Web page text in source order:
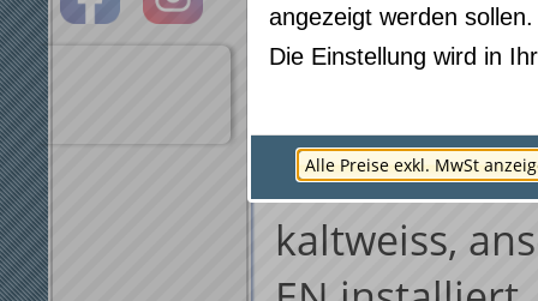
Format: 630
in RAL 9010,
seitlicher
kaltweiss,
angezeigt werden sollen.
Die Einstellung wird in
Alle Preise exkl. MwSt